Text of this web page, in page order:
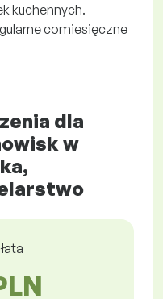
kuchennych.
comiesięczne
dla
w